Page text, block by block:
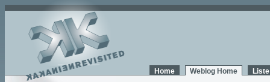
Home Weblog Home